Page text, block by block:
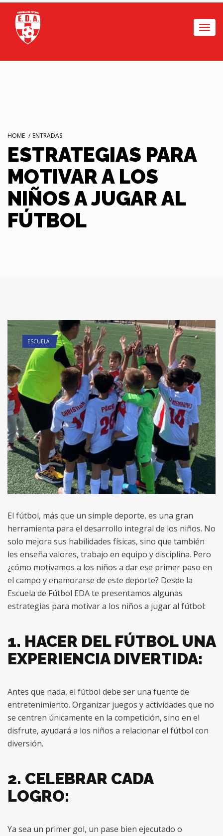
HOME / ENTRADAS
ESTRATEGIAS PARA
MOTIVAR A LOS
NIÑOS A JUGAR AL
FÚTBOL
ESCUELA
El fútbol, más que un simple deporte, es una gran
herramienta para el desarrollo integral de los niños. No
solo mejora sus habilidades físicas, sino que también
les enseña valores, trabajo en equipo y disciplina. Pero
¿cómo motivamos a los niños a dar ese primer paso en
el campo y enamorarse de este deporte? Desde la
Escuela de Fútbol EDA te presentamos algunas
estrategias para motivar a los niños a jugar al fútbol:
1. HACER DEL FÚTBOL UNA
EXPERIENCIA DIVERTIDA:
Antes que nada, el fútbol debe ser una fuente de
entretenimiento. Organizar juegos y actividades que no
se centren únicamente en la competición, sino en el
disfrute, ayudará a los niños a relacionar el fútbol con
diversión.
2. CELEBRAR CADA
LOGRO:
Ya sea un primer gol, un pase bien ejecutado o